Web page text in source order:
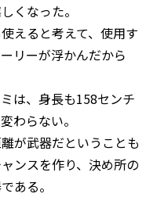
くなった。
えると考えて、使用す
リーが浮かんだから
は、身長も158センチ
わらない。
が武器だということも
ンスを作り、決め所の
ある。